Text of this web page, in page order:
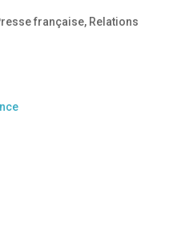
française, Relations